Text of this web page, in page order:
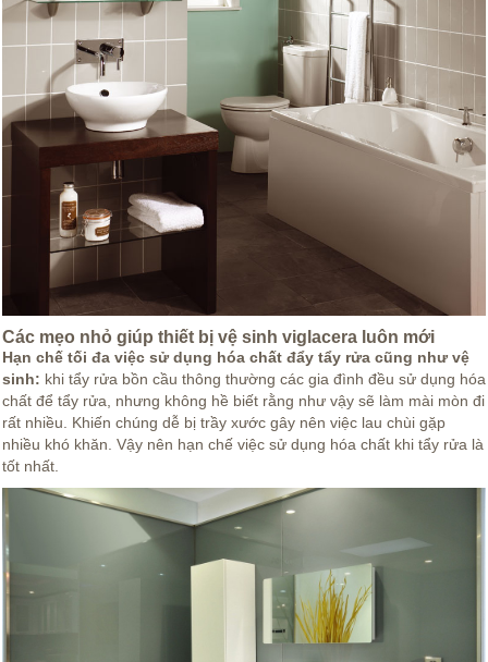
Các mẹo nhỏ giúp thiết bị vệ sinh viglacera luôn mới
Hạn chế tối đa việc sử dụng hóa chất đẩy tẩy rửa cũng như vệ
sinh: khi tẩy rửa bồn cầu thông thường các gia đình đều sử dụng hóa
chất để tẩy rửa, nhưng không hề biết rằng như vậy sẽ làm mài mòn đi
rất nhiều. Khiến chúng dễ bị trầy xước gây nên việc lau chùi gặp
nhiều khó khăn. Vậy nên hạn chế việc sử dụng hóa chất khi tẩy rửa là
tốt nhất.